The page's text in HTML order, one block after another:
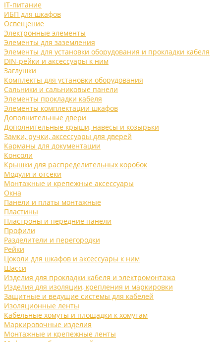
IT-питание
ИБП для шкафов
Освещение
Электронные элементы
Элементы для заземления
Элементы для установки оборудования и прокладки кабеля
DIN-рейки и аксессуары к ним
Заглушки
Комплекты для установки оборудования
Сальники и сальниковые панели
Элементы прокладки кабеля
Элементы комплектации шкафов
Дополнительные двери
Дополнительные крыши, навесы и козырьки
Замки, ручки, аксессуары для дверей
Карманы для документации
Консоли
Крышки для распределительных коробок
Модули и отсеки
Монтажные и крепежные аксессуары
Окна
Панели и платы монтажные
Пластины
Пластроны и передние панели
Профили
Разделители и перегородки
Рейки
Цоколи для шкафов и аксессуары к ним
Шасси
Изделия для прокладки кабеля и электромонтажа
Изделия для изоляции, крепления и маркировки
Защитные и ведущие системы для кабелей
Изоляционные ленты
Кабельные хомуты и площадки к хомутам
Маркировочные изделия
Монтажные и крепежные ленты